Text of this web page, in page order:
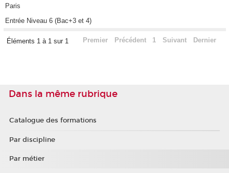
Paris
Entrée Niveau 6 (Bac+3 et 4)
Éléments 1 à 1 sur 1 Premier Précédent 1 Suivant Dernier
Dans la même rubrique
Catalogue des formations
Par discipline
Par métier